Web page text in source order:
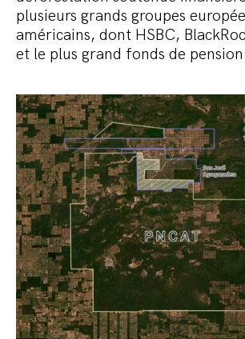
plusieurs grands groupes
américains, dont HSBC,
et le plus grand fonds de pension